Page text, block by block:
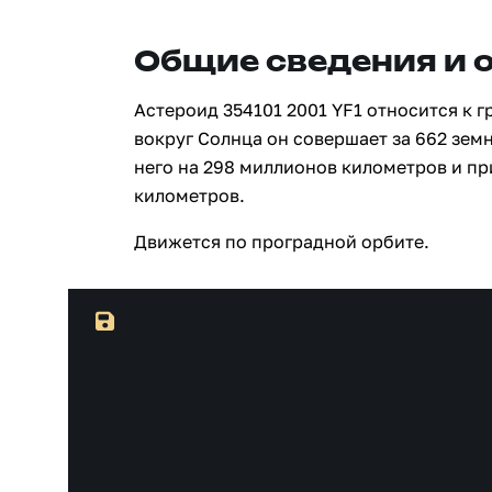
Общие сведения и
Астероид 354101 2001 YF1 относится к
вокруг Солнца он совершает за 662
него на 298 миллионов километров и
километров.
Движется по проградной орбите.